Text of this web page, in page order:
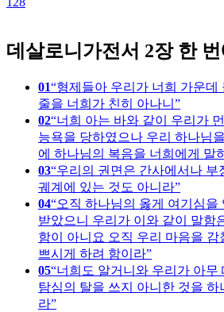
데살로니가전서 2장 한 번
01 형제들아 우리가 너희 가운데
줄을 너희가 친히 아나니
02 너희 아는 바와 같이 우리가
능욕을 당하였으나 우리 하나님
에 하나님의 복음을 너희에게 말
03 우리의 권면은 간사에서나 부
궤계에 있는 것도 아니라
04 오직 하나님의 옳게 여기심을
받았으니 우리가 이와 같이 말함
함이 아니요 오직 우리 마음을 감
쁘시게 하려 함이라
05 너희도 알거니와 우리가 아무
탐심의 탈을 쓰지 아니한 것을 하
라